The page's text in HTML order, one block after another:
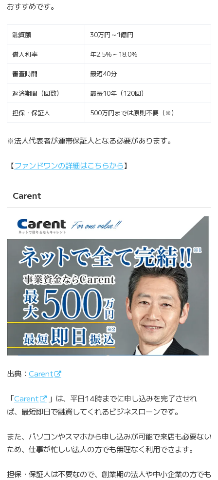
おすすめです。
融資額 30万円～1億円
借入利率 年2.5％～18.0％
審査時間 最短40分
返済期間（回数） 最長10年（120回）
担保・保証人 500万円までは原則不要（※）
※法人代表者が連帯保証人となる必要があります。
【ファンドワンの詳細はこちらから】
Carent
出典： Carent
「Carent
」は、平日14時までに申し込みを完了させれ
ば、最短即日で融資してくれるビジネスローンです。
また、パソコンやスマホから申し込みが可能で来店も必要ない
ため、仕事が忙しい法人の方でも無理なく利用できます。
担保・保証人は不要なので、創業期の法人や中小企業の方でも